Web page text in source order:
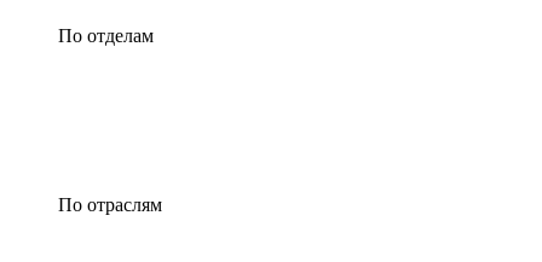
По отделам
По отраслям